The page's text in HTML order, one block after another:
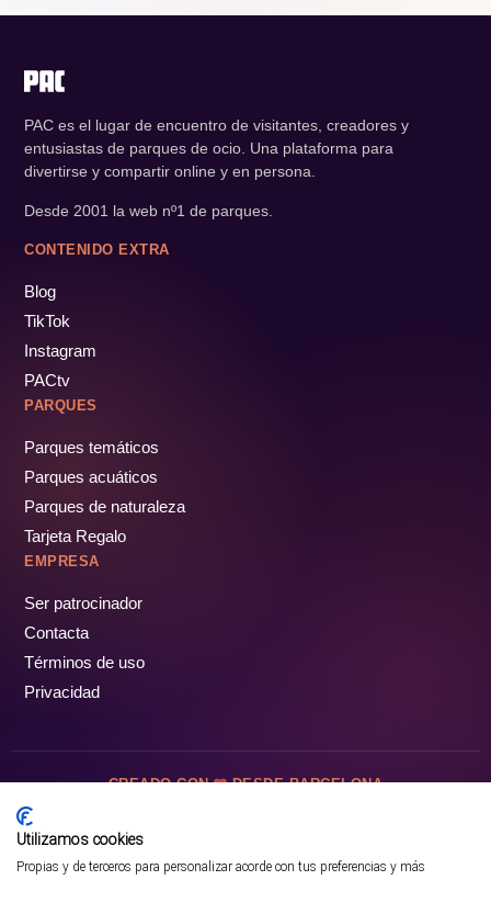
PAC es el lugar de encuentro de visitantes, creadores y
entusiastas de parques de ocio. Una plataforma para
divertirse y compartir online y en persona.
Desde 2001 la web nº1 de parques.
CONTENIDO EXTRA
Blog
TikTok
Instagram
PACtv
PARQUES
Parques temáticos
Parques acuáticos
Parques de naturaleza
Tarjeta Regalo
EMPRESA
Ser patrocinador
Contacta
Términos de uso
Privacidad
CREADO CON DESDE BARCELONA
Utilizamos cookies
Propias y de terceros para personalizar acorde con tus preferencias y más